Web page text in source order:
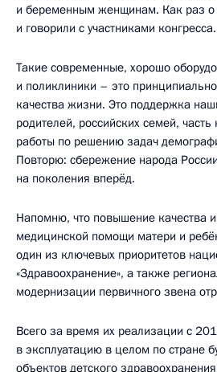
и беременным женщинам. Как раз о
и говорили с участниками конгресса.
Такие современные, хорошо
и поликлиники – это
качества жизни. Это поддержка
родителей, российских семей,
работы по решению задач
Повторю: сбережение народа
на поколения вперёд.
Напомню, что повышение качества и
медицинской помощи матери и
один из ключевых приоритетов
«Здравоохранение», а также
модернизации первичного звена
Всего за время их реализации с
в эксплуатацию в целом по стране
объектов детского